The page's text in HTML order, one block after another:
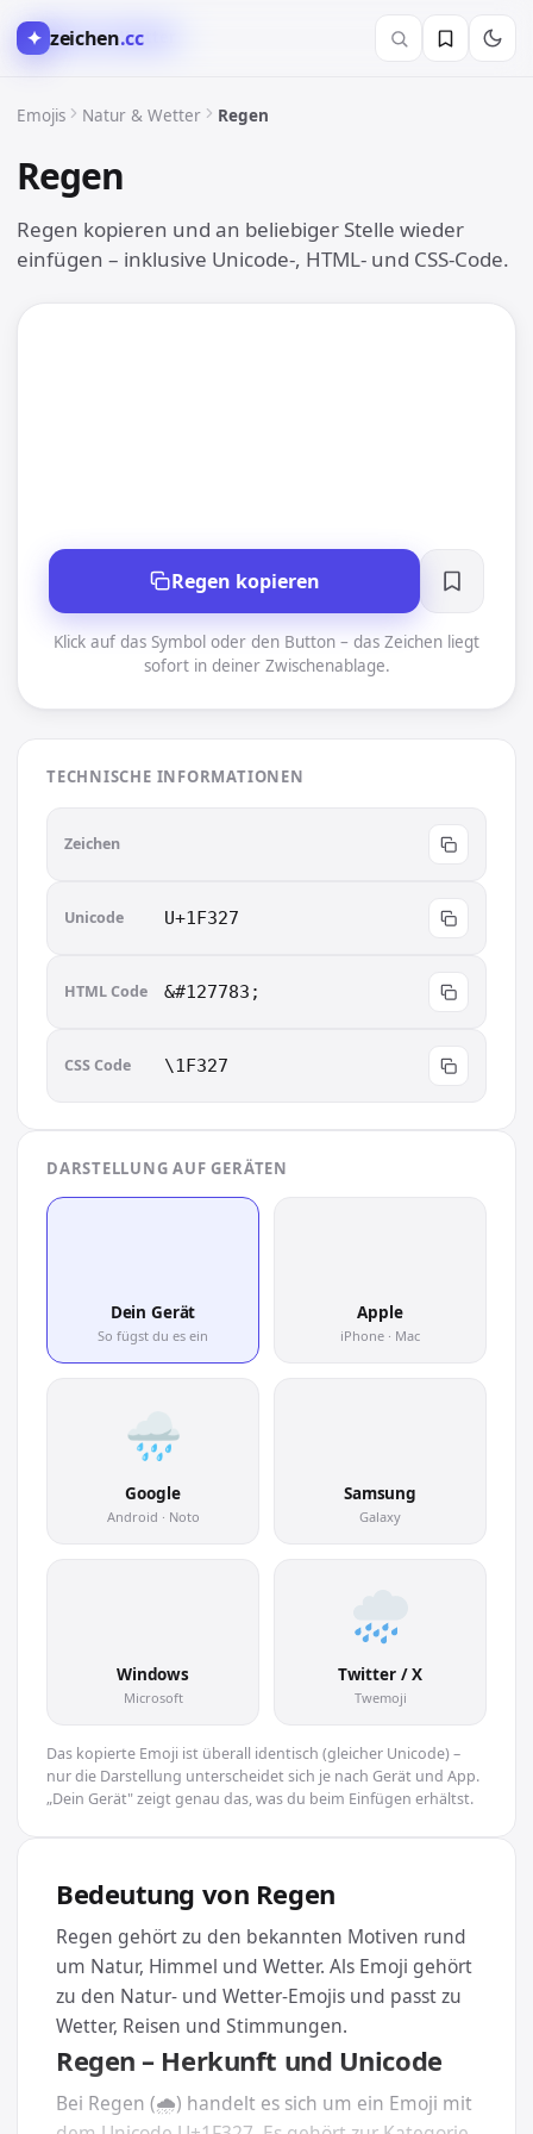
✦ zeichen.cc
Emojis Natur & Wetter Regen
Regen
Regen kopieren und an beliebiger Stelle wieder
einfügen – inklusive Unicode-, HTML- und CSS-Code.
🌈 Natur & Wetter
Regen kopieren
Klick auf das Symbol oder den Button – das Zeichen liegt
sofort in deiner Zwischenablage.
TECHNISCHE INFORMATIONEN
Zeichen
Unicode U+1F327
HTML Code &#127783;
CSS Code \1F327
DARSTELLUNG AUF GERÄTEN
Dein Gerät
So fügst du es ein
Apple
iPhone · Mac
Google
Android · Noto
Samsung
Galaxy
Windows
Microsoft
Twitter / X
Twemoji
Das kopierte Emoji ist überall identisch (gleicher Unicode) –
nur die Darstellung unterscheidet sich je nach Gerät und App.
„Dein Gerät" zeigt genau das, was du beim Einfügen erhältst.
Bedeutung von Regen
Regen gehört zu den bekannten Motiven rund
um Natur, Himmel und Wetter. Als Emoji gehört
zu den Natur- und Wetter-Emojis und passt zu
Wetter, Reisen und Stimmungen.
Regen – Herkunft und Unicode
Bei Regen (🌧) handelt es sich um ein Emoji mit